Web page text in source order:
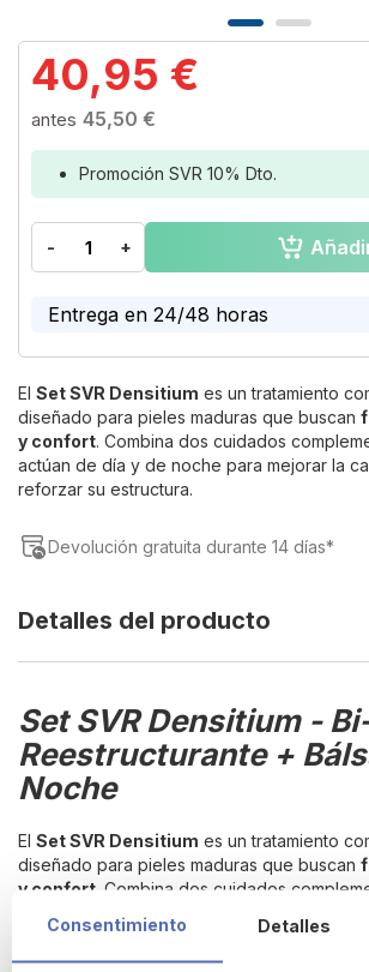
Skip
beginning
images
gallery
40,95 €
45,50 €
Promoción SVR 10% Dto.
- +
Entrega en 24/48 horas
El Set SVR Densitium es un tratamiento
diseñado para pieles maduras que buscan
y confort. Combina dos cuidados
actúan de día y de noche para mejorar la
reforzar su estructura.
Devolución gratuita durante 14 días*
Detalles del producto
Set SVR Densitium -
Reestructurante +
Noche
El Set SVR Densitium es un tratamiento
diseñado para pieles maduras que buscan
y confort . Combina dos cuidados
actúan de día y de noche para mejorar la
reforzar su estructura.
Consentimiento Detalles